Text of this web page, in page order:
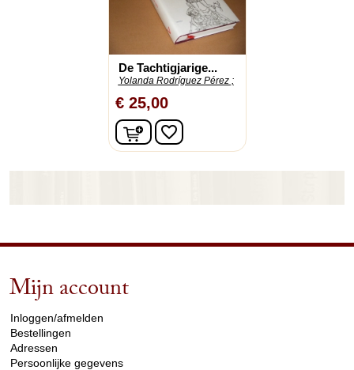
De Tachtigjarige...
Yolanda Rodríguez Pérez ;
€ 25,00
In winkelwagen
favorite_border
Mijn account
Inloggen/afmelden
Bestellingen
Adressen
Persoonlijke gegevens